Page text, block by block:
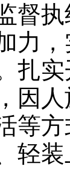
督
力
扎
因
等
轻